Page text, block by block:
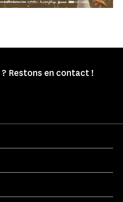
Restons en contact !